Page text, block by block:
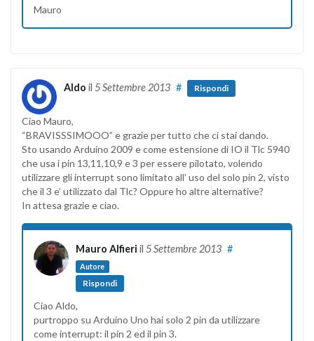
Mauro
Aldo il 5 Settembre 2013 # Rispondi
Ciao Mauro,
“BRAVISSSIMOOO” e grazie per tutto che ci stai dando.
Sto usando Arduino 2009 e come estensione di IO il Tlc 5940
che usa i pin 13,11,10,9 e 3 per essere pilotato, volendo
utilizzare gli interrupt sono limitato all’ uso del solo pin 2, visto
che il 3 e’ utilizzato dal Tlc? Oppure ho altre alternative?
In attesa grazie e ciao.
Mauro Alfieri il 5 Settembre 2013
Autore
#
Rispondi
Ciao Aldo,
purtroppo su Arduino Uno hai solo 2 pin da utilizzare
come interrupt: il pin 2 ed il pin 3.